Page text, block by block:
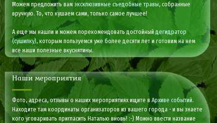
Можем предложить вам эксклюзивные съедобные травы, собранные
вручную. То, что кушаем сами, только самое лучшее!
А еще мы нашли и можем порекомендовать достойныйдегидратор
(сушилку), которым пользуемся уже более десяти лет и готовим на нем
все наши полезные вкуснятины.
Наши мероприятия
Фото, адреса, отзывы о наших мероприятиях ищите вАрхиве событий.
Находите там координаты организаторов из вашего города - и вы знаете
кого уговаривать пригласить Наталью вновь! :-) Можно ввести название